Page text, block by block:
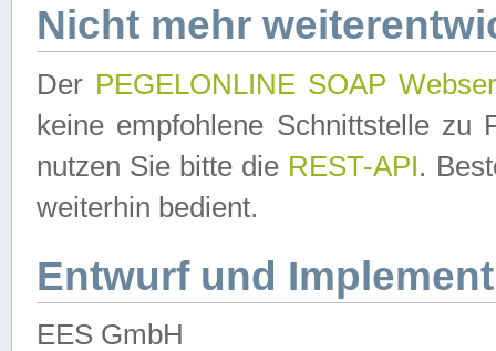
Nicht mehr
Der PEGELONLINE SOAP
keine empfohlene Schnittstelle zu
nutzen Sie bitte die REST-API.
weiterhin bedient.
Entwurf und
EES GmbH